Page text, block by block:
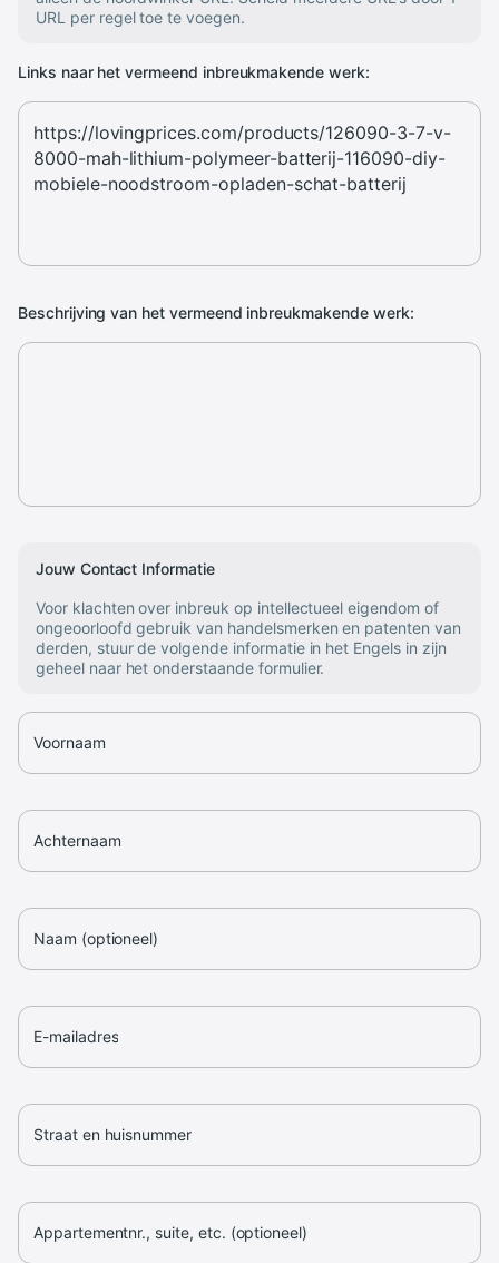
URL per regel toe te voegen.
Links naar het vermeend inbreukmakende werk:
Beschrijving van het vermeend inbreukmakende werk:
Jouw Contact Informatie
Voor klachten over inbreuk op intellectueel eigendom of
ongeoorloofd gebruik van handelsmerken en patenten van
derden, stuur de volgende informatie in het Engels in zijn
geheel naar het onderstaande formulier.
Voornaam
Achternaam
Naam (optioneel)
E-mailadres
Straat en huisnummer
Appartementnr., suite, etc. (optioneel)